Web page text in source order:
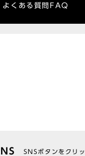
よくある質問FAQ
SNSボタンをクリ